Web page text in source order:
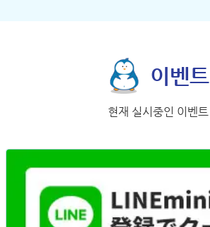
이벤트
현재 실시중인 이벤트